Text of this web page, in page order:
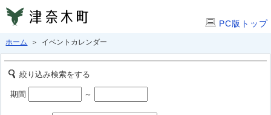
PC版トップ
ホーム ＞ イベントカレンダー
絞り込み検索をする
期間 ～